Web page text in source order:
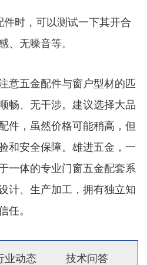
时，可以测试一下其开合
、无噪音等。
五金配件与窗户型材的匹
畅、无干涉。建议选择大品
件，虽然价格可能稍高，但
和安全保障。雄进五金，一
一体的专业门窗五金配套系
计、生产加工，拥有独立知
任。
业动态 技术问答